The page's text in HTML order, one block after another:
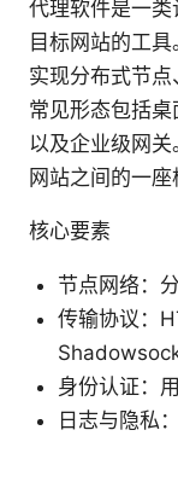
代理软件是一类
目标网站的工
实现分布式节点
常见形态包括桌
以及企业级网
网站之间的一座
核心要素
节点网络：
传输协议：
身份认证：
日志与隐私